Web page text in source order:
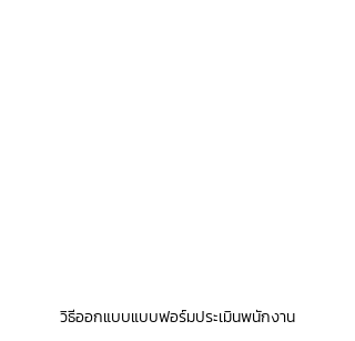
วิธีออกแบบแบบฟอร์มประเมินพนักงาน